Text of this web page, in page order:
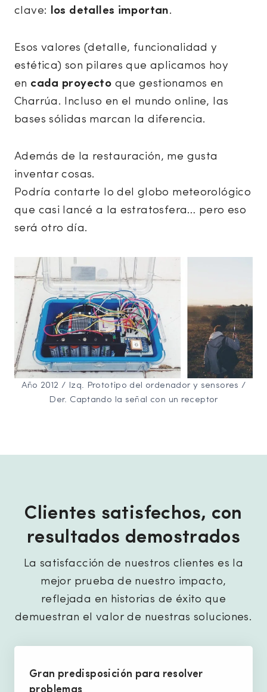
clave: los detalles importan.
Esos valores (detalle, funcionalidad y
estética) son pilares que aplicamos hoy
en cada proyecto que gestionamos en
Charrúa. Incluso en el mundo online, las
bases sólidas marcan la diferencia.
Además de la restauración, me gusta
inventar cosas.
Podría contarte lo del globo meteorológico
que casi lancé a la estratosfera… pero eso
será otro día.
Año 2012 / Izq. Prototipo del ordenador y sensores /
Der. Captando la señal con un receptor
Clientes satisfechos, con
resultados demostrados
La satisfacción de nuestros clientes es la
mejor prueba de nuestro impacto,
reflejada en historias de éxito que
demuestran el valor de nuestras soluciones.
Gran predisposición para resolver